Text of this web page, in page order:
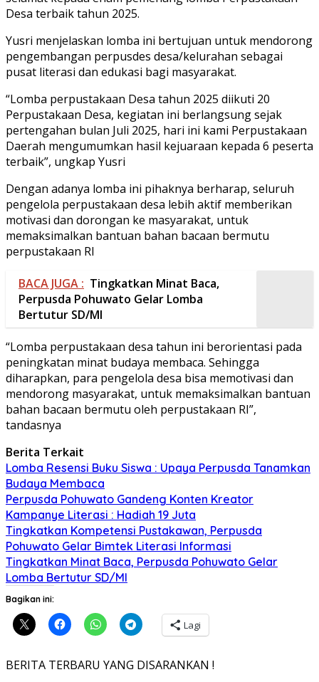
Desa terbaik tahun 2025.
Yusri menjelaskan lomba ini bertujuan untuk mendorong
pengembangan perpusdes desa/kelurahan sebagai
pusat literasi dan edukasi bagi masyarakat.
“Lomba perpustakaan Desa tahun 2025 diikuti 20
Perpustakaan Desa, kegiatan ini berlangsung sejak
pertengahan bulan Juli 2025, hari ini kami Perpustakaan
Daerah mengumumkan hasil kejuaraan kepada 6 peserta
terbaik”, ungkap Yusri
Dengan adanya lomba ini pihaknya berharap, seluruh
pengelola perpustakaan desa lebih aktif memberikan
motivasi dan dorongan ke masyarakat, untuk
memaksimalkan bantuan bahan bacaan bermutu
perpustakaan RI
BACA JUGA : Tingkatkan Minat Baca,
Perpusda Pohuwato Gelar Lomba
Bertutur SD/MI
“Lomba perpustakaan desa tahun ini berorientasi pada
peningkatan minat budaya membaca. Sehingga
diharapkan, para pengelola desa bisa memotivasi dan
mendorong masyarakat, untuk memaksimalkan bantuan
bahan bacaan bermutu oleh perpustakaan RI”,
tandasnya
Berita Terkait
Lomba Resensi Buku Siswa : Upaya Perpusda Tanamkan
Budaya Membaca
Perpusda Pohuwato Gandeng Konten Kreator
Kampanye Literasi : Hadiah 19 Juta
Tingkatkan Kompetensi Pustakawan, Perpusda
Pohuwato Gelar Bimtek Literasi Informasi
Tingkatkan Minat Baca, Perpusda Pohuwato Gelar
Lomba Bertutur SD/MI
Bagikan ini:
Lagi
BERITA TERBARU YANG DISARANKAN !